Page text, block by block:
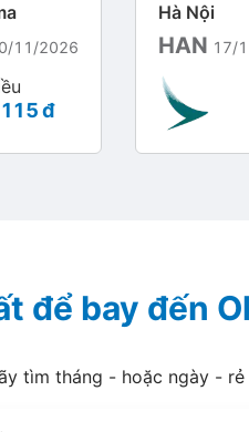
11/2026
đ
Hà Nội
HAN 17/
để bay đến
tìm tháng - hoặc ngày -